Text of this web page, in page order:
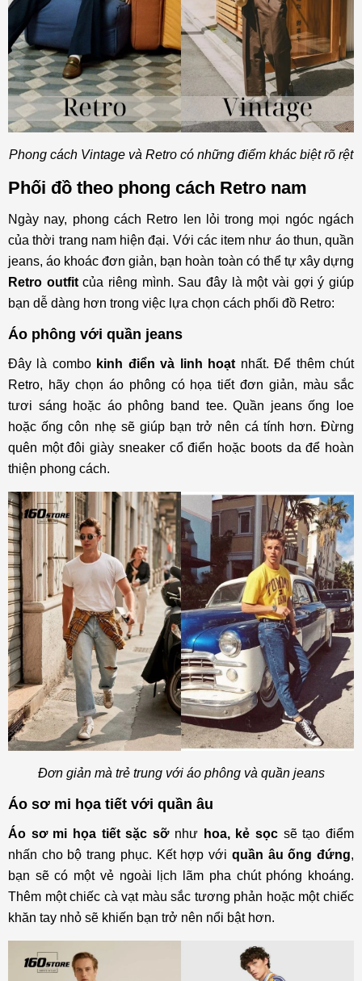
Phong cách Vintage và Retro có những điểm khác biệt rõ rệt
Phối đồ theo phong cách Retro nam
Ngày nay, phong cách Retro len lỏi trong mọi ngóc ngách
của thời trang nam hiện đại. Với các item như áo thun, quần
jeans, áo khoác đơn giản, bạn hoàn toàn có thể tự xây dựng
Retro outfitcủa riêng mình. Sau đây là một vài gợi ý giúp
bạn dễ dàng hơn trong việc lựa chọn cách phối đồ Retro:
Áo phông với quần jeans
Đây là combo kinh điển và linh hoạt nhất. Để thêm chút
Retro, hãy chọn áo phông có họa tiết đơn giản, màu sắc
tươi sáng hoặc áo phông band tee. Quần jeans ống loe
hoặc ống côn nhẹ sẽ giúp bạn trở nên cá tính hơn. Đừng
quên một đôi giày sneaker cổ điển hoặc boots da để hoàn
thiện phong cách.
Đơn giản mà trẻ trung với áo phông và quần jeans
Áo sơ mi họa tiết với quần âu
Áo sơ mi họa tiết sặc sỡ nhưhoa, kẻ sọcsẽ tạo điểm
nhấn cho bộ trang phục. Kết hợp với quần âu ống đứng,
bạn sẽ có một vẻ ngoài lịch lãm pha chút phóng khoáng.
Thêm một chiếc cà vạt màu sắc tương phản hoặc một chiếc
khăn tay nhỏ sẽ khiến bạn trở nên nổi bật hơn.